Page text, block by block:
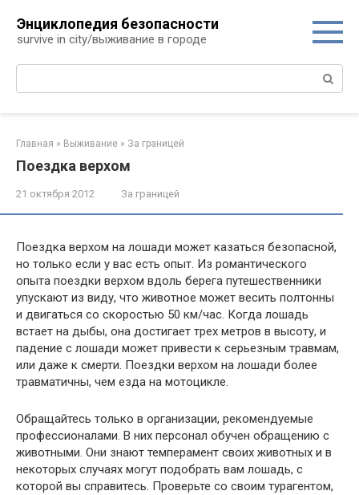
контенту
Энциклопедия безопасности
survive in city/выживание в городе
Поиск:
Главная » Выживание » За границей
Поездка верхом
21 октября 2012 За границей
Поездка верхом на лошади может казаться безопасной,
но только если у вас есть опыт. Из романтического
опыта поездки верхом вдоль берега путешественники
упускают из виду, что животное может весить полтонны
и двигаться со скоростью 50 км/час. Когда лошадь
встает на дыбы, она достигает трех метров в высоту, и
падение с лошади может привести к серьезным травмам,
или даже к смерти. Поездки верхом на лошади более
травматичны, чем езда на мотоцикле.
Обращайтесь только в организации, рекомендуемые
профессионалами. В них персонал обучен обращению с
животными. Они знают темперамент своих животных и в
некоторых случаях могут подобрать вам лошадь, с
которой вы справитесь. Проверьте со своим турагентом,